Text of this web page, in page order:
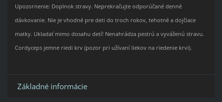
Upozornenie: Doplnok stravy. Neprekračujte odporúčané denné
dávkovanie. Nie je vhodné pre deti do troch rokov, tehotné a dojčiace
matky. Ukladať mimo dosahu detí! Nenahrádza pestrú a vyváženú stravu.
Cordyceps jemne riedi krv (pozor pri užívaní liekov na riedenie krvi).
Základné informácie